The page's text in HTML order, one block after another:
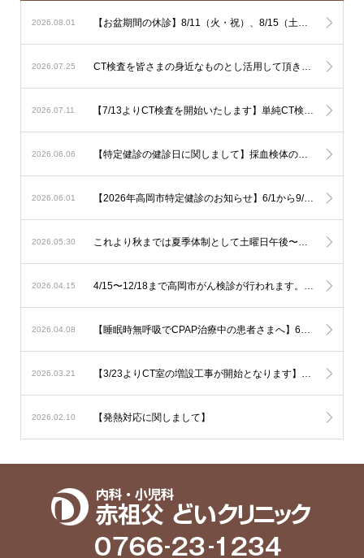
2026.08.01 【お盆期間の休診】8/11（火・祝）、8/15（土）、8/16（日）は休診となります
2026.07.25 CT検査を皆さまの身近なものとし活用して頂きやすくするための単純CT検査主導の運用に関しまして
2026.07.11 【7/13よりCT検査を開始いたします】単純CT検査は出来るだけその場で検査を行ないます。造影CT検査も緊急性が高い場合はその場で検査を行ないますが、造影剤使用のリスク評価やアレルギー反応時に備える必要があるため造影CT検査は基本的に予定を組んで行いたいと考えております。
2026.06.06 【特定健診の健診日に関しまして】採血検体の集配と保存の関係で、健診は月曜日から土曜日午前（土曜日午後、日曜日を除く）でお願いいたします。
2026.06.01 【2026年高岡市特定健診のお知らせ】6/1から9/30の期間で行われます。予約は不要ですので受診券をご持参の上直接ご受診下さい。可能なようでしたら食事を抜いての健診をお勧め致します。
2026.05.30 これより秋までは夏季体制として土曜日午後〜日曜は少人数での運用となります。診察状況により診療の遅延を生じる可能性も考慮されますが対応人数は維持する必要がありますので発熱への検査は流行状況をもとに当日判断が必要なものに限定した対応とさせて頂きます。
2026.04.15 4/15〜12/18まで高岡市がん検診が行われます。胃の内視鏡検査はご予約でお伺い致しております。その他は受診券をご持参の上直接ご来院下さい。
2026.04.08 【睡眠時無呼吸でCPAP治療中の患者さまへ】6月からの新制度では治療内容の厳格化がなされる事となり平均の使用時間が1時間未満と非常に短い方では治療継続が出来なくなる可能性が考慮されます。とにかく毎日、4時間以上使用して頂ければ治療継続には全く問題はありません。治療を有効に作用させるためにも治療の継続をご希望の方は毎日長く使用されて下さい。
2026.03.21 【3/23よりCT室の増設工事が開始となります】音の問題や運用の変更でご迷惑をおかけいたしますがご了承下さい
2026.02.10 【発熱対応に関しまして】